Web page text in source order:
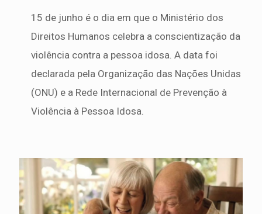
15 de junho é o dia em que o Ministério dos
Direitos Humanos celebra a conscientização da
violência contra a pessoa idosa. A data foi
declarada pela Organização das Nações Unidas
(ONU) e a Rede Internacional de Prevenção à
Violência à Pessoa Idosa.